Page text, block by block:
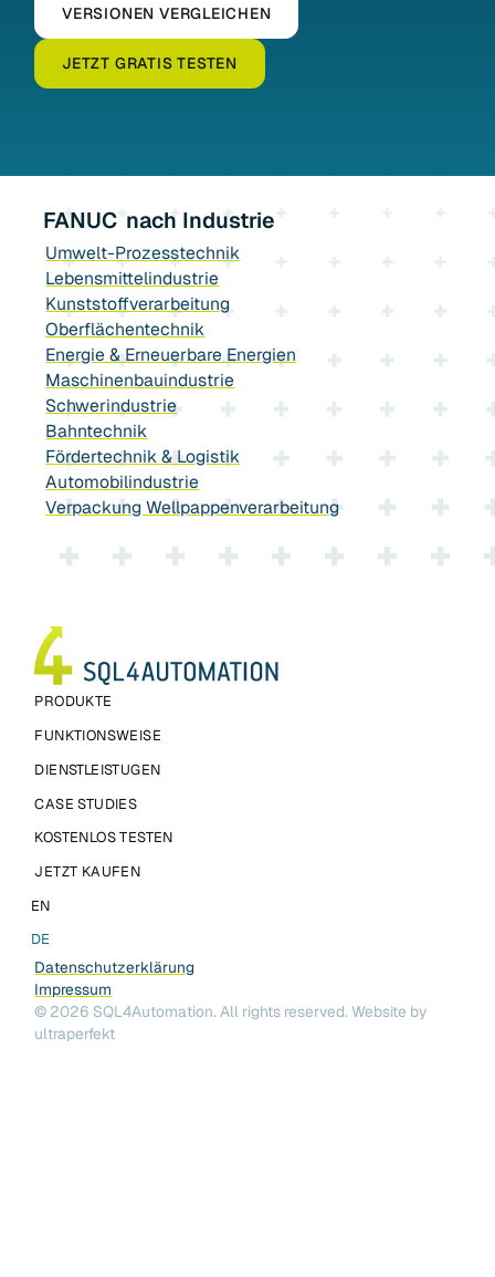
VERSIONEN VERGLEICHEN
JETZT GRATIS TESTEN
FANUC nach Industrie
Umwelt-Prozesstechnik
Lebensmittelindustrie
Kunststoffverarbeitung
Oberflächentechnik
Energie & Erneuerbare Energien
Maschinenbauindustrie
Schwerindustrie
Bahntechnik
Fördertechnik & Logistik
Automobilindustrie
Verpackung Wellpappenverarbeitung
PRODUKTE
FUNKTIONSWEISE
DIENSTLEISTUGEN
CASE STUDIES
KOSTENLOS TESTEN
JETZT KAUFEN
EN
DE
Datenschutzerklärung
Impressum
© 2026 SQL4Automation. All rights reserved.Website by
ultraperfekt